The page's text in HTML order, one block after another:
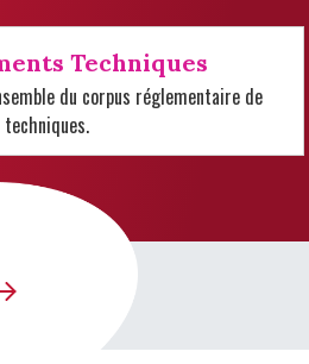
Techniques
du corpus réglementaire de